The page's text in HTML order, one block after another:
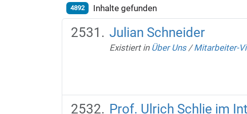
4892 Inhalte gefunden
Julian Schneider
Existiert in Über Uns /Mitarbeiter-
Prof. Ulrich Schlie im